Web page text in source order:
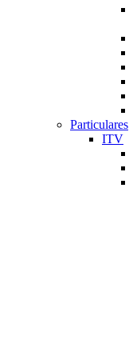
Particulares
ITV